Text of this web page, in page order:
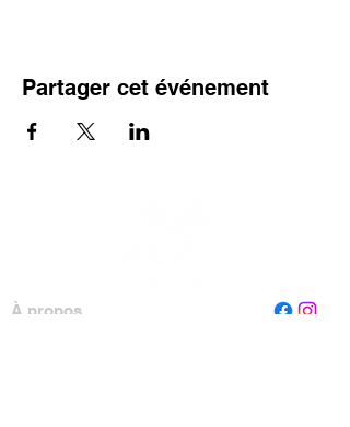
Partager cet événement
À propos